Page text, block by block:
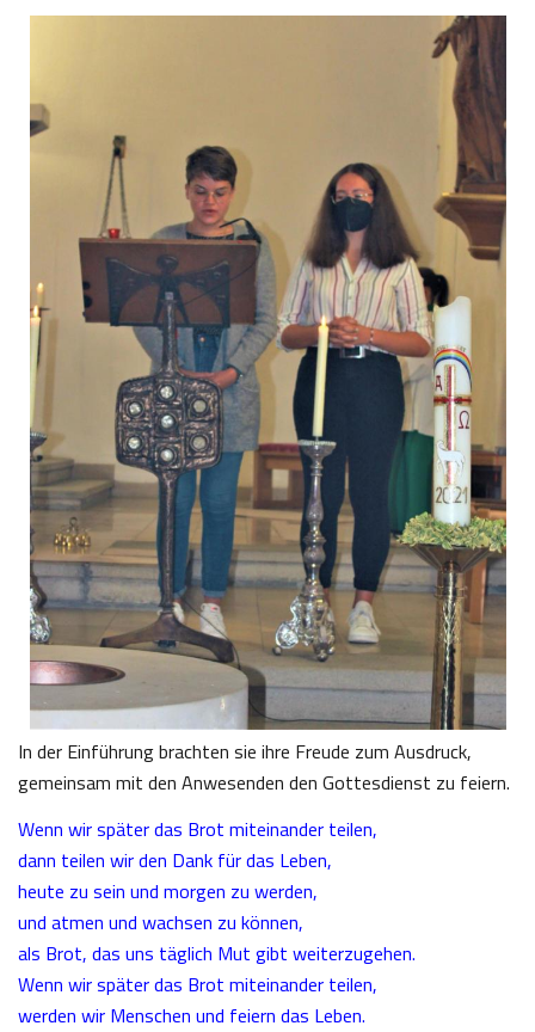
In der Einführung brachten sie ihre Freude zum Ausdruck,
gemeinsam mit den Anwesenden den Gottesdienst zu feiern.
Wenn wir später das Brot miteinander teilen,
dann teilen wir den Dank für das Leben,
heute zu sein und morgen zu werden,
und atmen und wachsen zu können,
als Brot, das uns täglich Mut gibt weiterzugehen.
Wenn wir später das Brot miteinander teilen,
werden wir Menschen und feiern das Leben.